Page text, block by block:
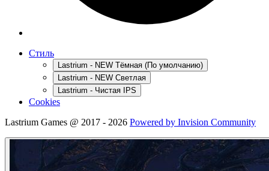
Стиль
Lastrium - NEW Тёмная (По умолчанию)
Lastrium - NEW Светлая
Lastrium - Чистая IPS
Cookies
Lastrium Games @ 2017 - 2026 Powered by Invision Community